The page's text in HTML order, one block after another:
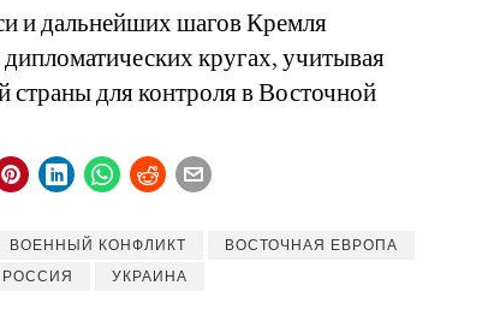
и дальнейших шагов Кремля
кругах, учитывая
страны для контроля в Восточной
ВОЕННЫЙ КОНФЛИКТ
ВОСТОЧНАЯ ЕВРОПА
РОССИЯ УКРАИНА